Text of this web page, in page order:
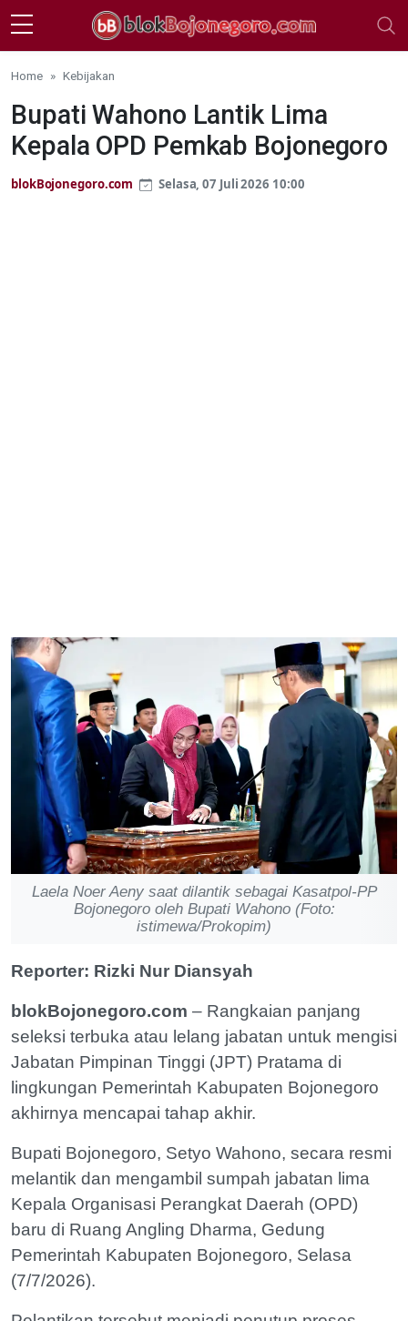
Skip to main content
Home Kebijakan
Bupati Wahono Lantik Lima
Kepala OPD Pemkab Bojonegoro
blokBojonegoro.com Selasa, 07 Juli 2026 10:00
Laela Noer Aeny saat dilantik sebagai Kasatpol-PP
Bojonegoro oleh Bupati Wahono (Foto:
istimewa/Prokopim)
Reporter: Rizki Nur Diansyah
blokBojonegoro.com – Rangkaian panjang
seleksi terbuka atau lelang jabatan untuk mengisi
Jabatan Pimpinan Tinggi (JPT) Pratama di
lingkungan Pemerintah Kabupaten Bojonegoro
akhirnya mencapai tahap akhir.
Bupati Bojonegoro, Setyo Wahono, secara resmi
melantik dan mengambil sumpah jabatan lima
Kepala Organisasi Perangkat Daerah (OPD)
baru di Ruang Angling Dharma, Gedung
Pemerintah Kabupaten Bojonegoro, Selasa
(7/7/2026).